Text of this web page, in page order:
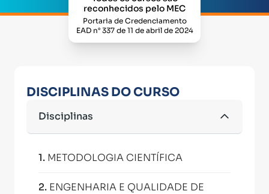
reconhecidos pelo MEC
Portaria de Credenciamento
EAD n° 337 de 11 de abril de 2024
DISCIPLINAS DO CURSO
Disciplinas
1. METODOLOGIA CIENTÍFICA
2. ENGENHARIA E QUALIDADE DE